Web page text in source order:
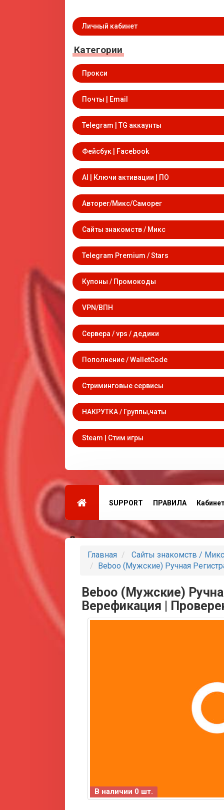
Личный кабинет
Категории
Прокси
Почты | Email
Telegram | TG аккаунты
Фейсбук | Facebook
AI | Ключи активации | ПО
Авторег/Микс/Саморег
Сайты знакомств / Микс
Telegram Premium / Stars
Купоны / Промокоды
VPN/ВПН
Сервера / vps / дедики
Пополнение / WalletCode
Стриминговые сервисы
НАКРУТКА / Группы,чаты
Steam | Стим игры
SUPPORT ПРАВИЛА
Партнеры
Главная
Сайты знакомств / Микс
Beboo (Мужские) Ручная
Beboo (Мужские)
Верефикация |
В наличии 0 шт.